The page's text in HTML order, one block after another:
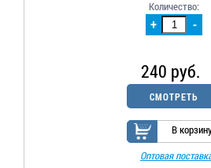
+ -
Количество:
240 руб.
СМОТРЕТЬ
В
Оптовая